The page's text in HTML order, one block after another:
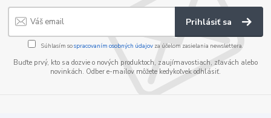
Prihlásiť sa
Súhlasím sospracovaním osobných údajov za účelom zasielania newslettera.
Buďte prvý, kto sa dozvie o nových produktoch, zaujímavostiach, zľavách alebo
novinkách. Odber e-mailov môžete kedykoľvek odhlásiť.